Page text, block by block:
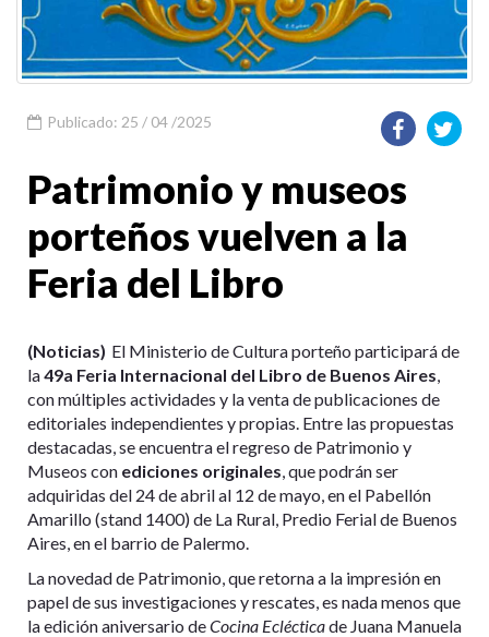
Publicado: 25 / 04 /2025
Patrimonio y museos
porteños vuelven a la
Feria del Libro
(Noticias) El Ministerio de Cultura porteño participará de
la49a Feria Internacional del Libro de Buenos Aires
con múltiples actividades y la venta de publicaciones de
editoriales independientes y propias. Entre las propuestas
destacadas, se encuentra el regreso de Patrimonio y
Museos con ediciones originales , que podrán ser
adquiridas del 24 de abril al 12 de mayo, en el Pabellón
Amarillo (stand 1400) de La Rural, Predio Ferial de Buenos
Aires, en el barrio de Palermo.
La novedad de Patrimonio, que retorna a la impresión en
papel de sus investigaciones y rescates, es nada menos que
la edición aniversario deCocina Eclécticade Juana Manuela